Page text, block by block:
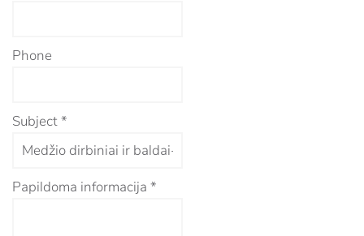
Phone
Subject*
Papildoma informacija *